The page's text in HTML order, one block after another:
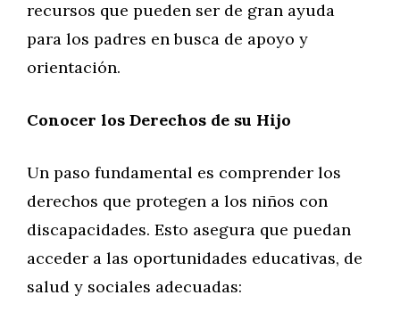
recursos que pueden ser de gran ayuda
para los padres en busca de apoyo y
orientación.
Conocer los Derechos de su Hijo
Un paso fundamental es comprender los
derechos que protegen a los niños con
discapacidades. Esto asegura que puedan
acceder a las oportunidades educativas, de
salud y sociales adecuadas: